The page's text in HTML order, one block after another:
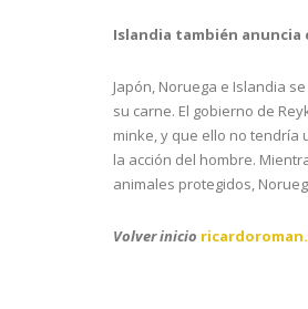
Islandia también anuncia
Japón, Noruega e Islandia
su carne. El gobierno de
minke, y que ello no tendría
la acción del hombre.
animales protegidos,
Volver inicio